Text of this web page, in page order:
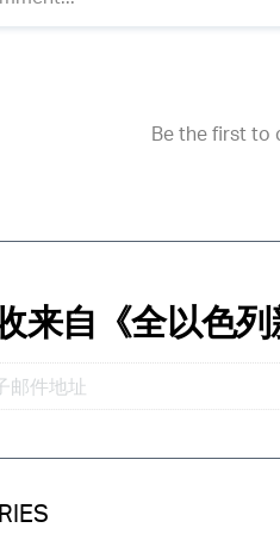
来自《全以色